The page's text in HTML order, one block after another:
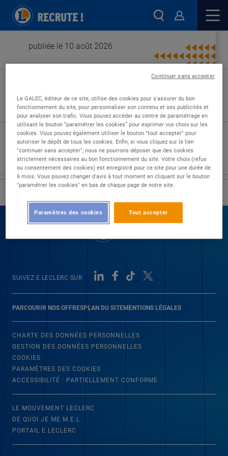
publiée le 10 août 2026
Type de contrat :
Expérience :
Études :
PARCOURIR NOS OFFRESPLAN DU SITEMENTIONS LÉGALES
SUIVEZ E.LECLERC SUR
CHARTE DES DONNÉES PERSONNELLES
GESTION DES DONNÉES PERSONNELLES
COOKIES
PARAMÈTRES DES COOKIES
ACCESSIBILITÉ : PARTIELLEMENT CONFORME
LE MOUVEMENT LECLERC
DE QUOI JE ME M.E.L
PORTAIL E.LECLERC
Le GALEC, éditeur de ce site, utilise des cookies pour s'assurer du bon
fonctionnement du site, pour personnaliser son contenu et ses publicités et
pour analyser son trafic. Vous pouvez accéder au centre de paramétrage en
utilisant le bouton “paramétrer les cookies” pour exprimer vos choix sur les
cookies. Vous pouvez également utiliser le bouton "tout accepter" pour
autoriser le dépôt de tous les cookies. Enfin, si vous cliquez sur le lien
"continuer sans accepter", nous ne pourrons déposer que des cookies
strictement nécessaires au bon fonctionnement du site. Votre choix (refus
ou consentement des cookies) est enregistré pour ce site pour une durée de
6 mois. Vous pouvez changer d'avis à tout moment en cliquant sur le bouton
"paramétrer les cookies" en bas de chaque page de notre site.
Tout accepter
Paramètres des cookies
Continuer sans accepter